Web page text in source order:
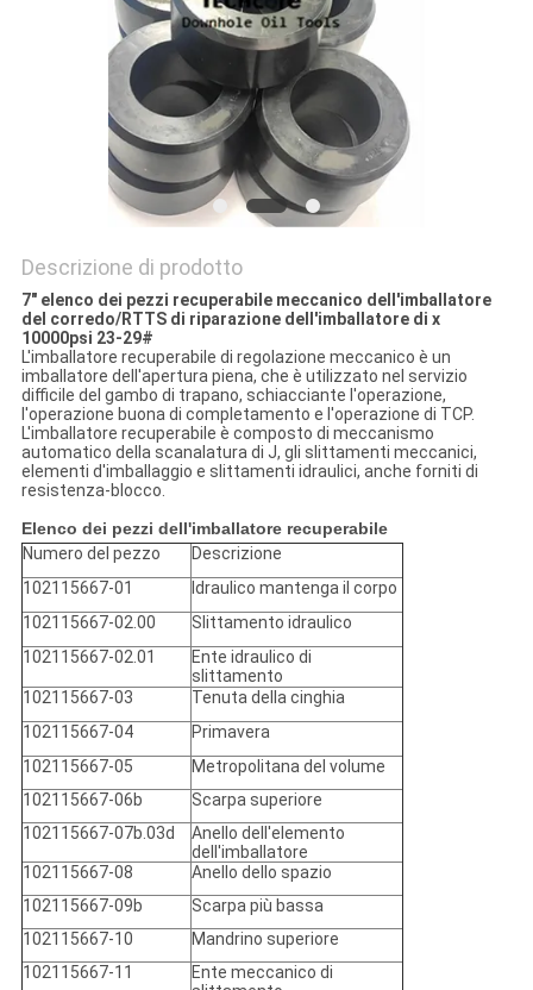
Descrizione di prodotto
7" elenco dei pezzi recuperabile meccanico dell'imballatore
del corredo/RTTS di riparazione dell'imballatore di x
10000psi 23-29#
L'imballatore recuperabile di regolazione meccanico è un
imballatore dell'apertura piena, che è utilizzato nel servizio
difficile del gambo di trapano, schiacciante l'operazione,
l'operazione buona di completamento e l'operazione di TCP.
L'imballatore recuperabile è composto di meccanismo
automatico della scanalatura di J, gli slittamenti meccanici,
elementi d'imballaggio e slittamenti idraulici, anche forniti di
resistenza-blocco.
Elenco dei pezzi dell'imballatore recuperabile
Numero del pezzo
Descrizione
102115667-01
Idraulico mantenga il corpo
102115667-02.00
Slittamento idraulico
102115667-02.01
Ente idraulico di
slittamento
102115667-03
Tenuta della cinghia
102115667-04
Primavera
102115667-05
Metropolitana del volume
102115667-06b
Scarpa superiore
102115667-07b.03d
Anello dell'elemento
dell'imballatore
102115667-08
Anello dello spazio
102115667-09b
Scarpa più bassa
102115667-10
Mandrino superiore
102115667-11
Ente meccanico di